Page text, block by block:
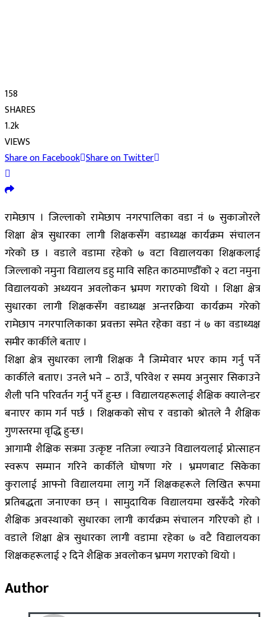
158
SHARES
1.2k
VIEWS
Share on Facebook Share on Twitter
रामेछाप । जिल्लाको रामेछाप नगरपालिका वडा नं ७ सुकाजोरले
शिक्षा क्षेत्र सुधारका लागी शिक्षकसँग वडाध्यक्ष कार्यक्रम संचालन
गरेको छ । वडाले वडामा रहेको ७ वटा विद्यालयका शिक्षकलाई
जिल्लाको नमुना विद्यालय डहु मावि सहित काठमाण्डौँको २ वटा नमुना
विद्यालयको अध्ययन अवलोकन भ्रमण गराएको थियो । शिक्षा क्षेत्र
सुधारका लागी शिक्षकसँग वडाध्यक्ष अन्तरक्रिया कार्यक्रम गरेको
रामेछाप नगरपालिकाका प्रवक्ता समेत रहेका वडा नं ७ का वडाध्यक्ष
समीर कार्कीले बताए ।
शिक्षा क्षेत्र सुधारका लागी शिक्षक नै जिम्मेवार भएर काम गर्नु पर्ने
कार्कीले बताए। उनले भने – ठाउँ, परिवेश र समय अनुसार सिकाउने
शैली पनि परिवर्तन गर्नु पर्ने हुन्छ । विद्यालयहरूलाई शैक्षिक क्यालेन्डर
बनाएर काम गर्न पर्छ । शिक्षकको सोच र वडाको श्रोतले नै शैक्षिक
गुणस्तरमा वृद्धि हुन्छ।
आगामी शैक्षिक सत्रमा उत्कृष्ट नतिजा ल्याउने विद्यालयलाई प्रोत्साहन
स्वरूप सम्मान गरिने कार्कीले घोषणा गरे । भ्रमणबाट सिकेका
कुरालाई आफ्नो विद्यालयमा लागु गर्ने शिक्षकहरूले लिखित रूपमा
प्रतिबद्धता जनाएका छन् । सामुदायिक विद्यालयमा खस्कँदै गरेको
शैक्षिक अवस्थाको सुधारका लागी कार्यक्रम संचालन गरिएको हो ।
वडाले शिक्षा क्षेत्र सुधारका लागी वडामा रहेका ७ वटै विद्यालयका
शिक्षकहरूलाई २ दिने शैक्षिक अवलोकन भ्रमण गराएको थियो ।
Author